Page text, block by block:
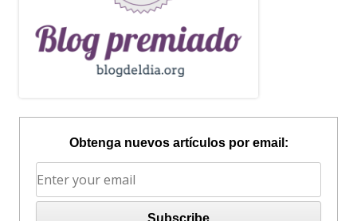
Obtenga nuevos artículos por email: